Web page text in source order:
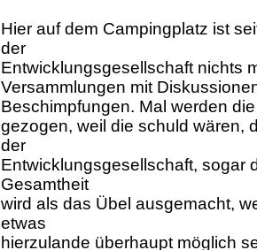
Hier auf dem Campingplatz ist
der
Entwicklungsgesellschaft nichts
Versammlungen mit
Beschimpfungen. Mal werden
gezogen, weil die schuld wären,
der
Entwicklungsgesellschaft, sogar
Gesamtheit
wird als das Übel ausgemacht,
etwas
hierzulande überhaupt möglich